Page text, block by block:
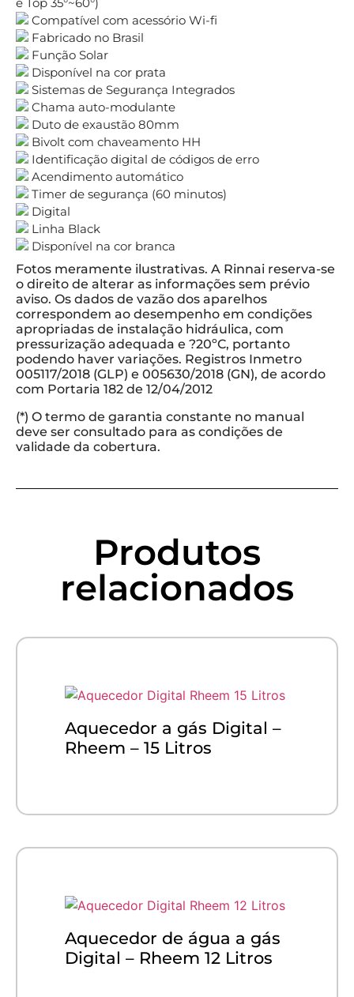
Compatível com acessório Wi-fi
Fabricado no Brasil
Função Solar
Disponível na cor prata
Sistemas de Segurança Integrados
Chama auto-modulante
Duto de exaustão 80mm
Bivolt com chaveamento HH
Identificação digital de códigos de erro
Acendimento automático
Timer de segurança (60 minutos)
Digital
Linha Black
Disponível na cor branca
Fotos meramente ilustrativas. A Rinnai reserva-se
o direito de alterar as informações sem prévio
aviso. Os dados de vazão dos aparelhos
correspondem ao desempenho em condições
apropriadas de instalação hidráulica, com
pressurização adequada e ?20ºC, portanto
podendo haver variações. Registros Inmetro
005117/2018 (GLP) e 005630/2018 (GN), de acordo
com Portaria 182 de 12/04/2012
(*) O termo de garantia constante no manual
deve ser consultado para as condições de
validade da cobertura.
Produtos
relacionados
Aquecedor a gás Digital –
Rheem – 15 Litros
Aquecedor de água a gás
Digital – Rheem 12 Litros